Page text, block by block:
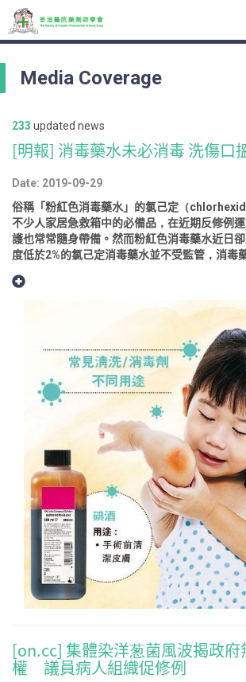
Media Coverage
233 updated news
[明報] 消毒藥水未必消毒 洗傷口
Date: 2019-09-29
俗稱「粉紅色消毒藥水」的氯己定（
不少人家居急救箱中的必備品，在近期反修例
護也常常隨身帶備。然而粉紅色消毒藥水近日
度低於2%的氯己定消毒藥水並不受監管，消毒
[on.cc] 集體染洋葱菌風波揭政府
權 議員病人組織促修例